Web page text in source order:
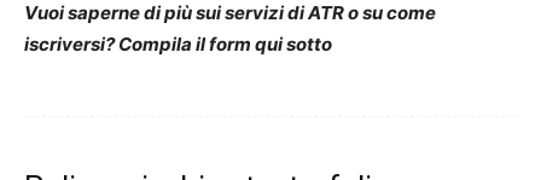
Vuoi saperne di più sui servizi di ATR o su come
iscriversi? Compila il form qui sotto